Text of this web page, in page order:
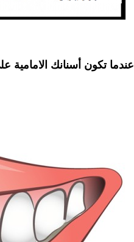
عندما تكون أسنانك